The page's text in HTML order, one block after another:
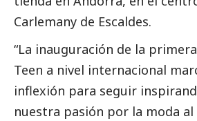
Carlemany de Escaldes.
“La inauguración de la
Teen a nivel internacional
inflexión para seguir
nuestra pasión por la moda